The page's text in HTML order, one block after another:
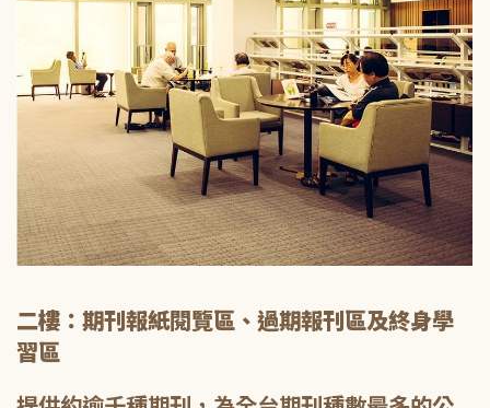
二樓：期刊報紙閱覽區、過期報刊區及終身學
習區